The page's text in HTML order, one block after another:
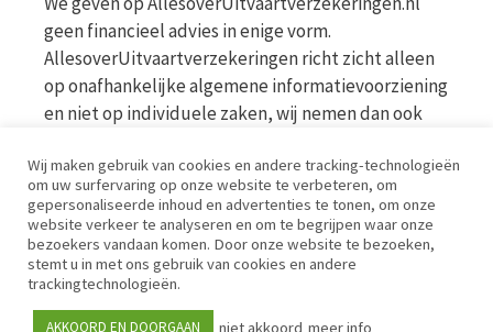
geen financieel advies in enige vorm.
AllesoverUitvaartverzekeringen richt zicht alleen
op onafhankelijke algemene informatievoorziening
en niet op individuele zaken, wij nemen dan ook
voor meer informatie op de website van de AFM
www.afm.nl
Disclaimer | Privacy | Cookies | Werkwijze
Wij maken gebruik van cookies en andere tracking-technologieën
om uw surfervaring op onze website te verbeteren, om
gepersonaliseerde inhoud en advertenties te tonen, om onze
website verkeer te analyseren en om te begrijpen waar onze
bezoekers vandaan komen. Door onze website te bezoeken,
stemt u in met ons gebruik van cookies en andere
trackingtechnologieën.
AKKOORD EN DOORGAAN niet akkoord meer info